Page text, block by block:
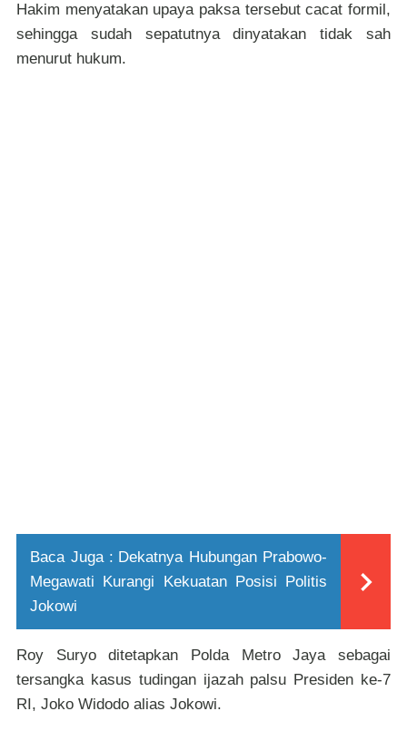
Hakim menyatakan upaya paksa tersebut cacat formil,
sehingga sudah sepatutnya dinyatakan tidak sah
menurut hukum.
Baca Juga : Dekatnya Hubungan Prabowo-
Megawati Kurangi Kekuatan Posisi Politis
Jokowi
Roy Suryo ditetapkan Polda Metro Jaya sebagai
tersangka kasus tudingan ijazah palsu Presiden ke-7
RI, Joko Widodo alias Jokowi.